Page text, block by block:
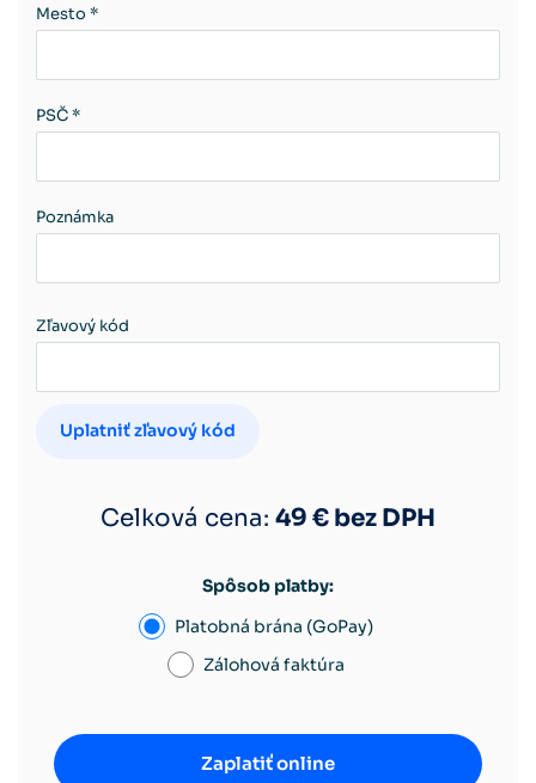
Mesto *
PSČ *
Poznámka
Zľavový kód
Uplatniť zľavový kód
Celková cena: 49 € bez DPH
Spôsob platby:
Platobná brána (GoPay)
Zálohová faktúra